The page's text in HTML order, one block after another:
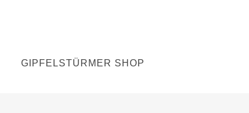
GIPFELSTÜRMER SHOP